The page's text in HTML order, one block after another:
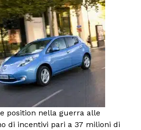
position nella guerra alle
di incentivi pari a 37 milioni di